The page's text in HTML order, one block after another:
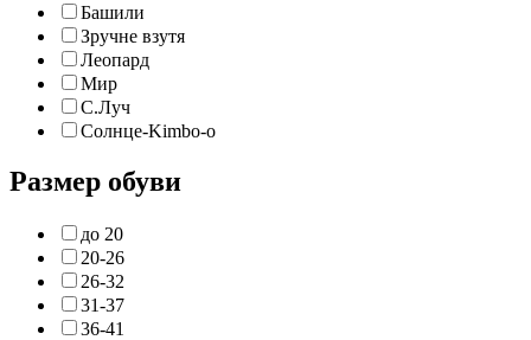
Башили
Зручне взутя
Леопард
Мир
С.Луч
Солнце-Kimbo-o
Размер обуви
до 20
20-26
26-32
31-37
36-41